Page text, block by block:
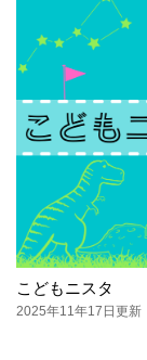
こどもニスタ
2025年11年17日更新